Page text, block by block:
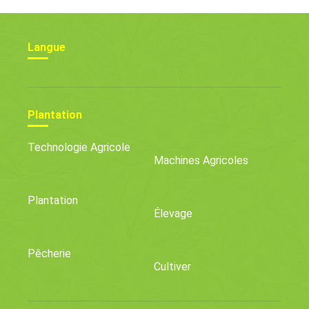
Langue
Plantation
Technologie Agricole
Machines Agricoles
Plantation
Élevage
Pêcherie
Cultiver